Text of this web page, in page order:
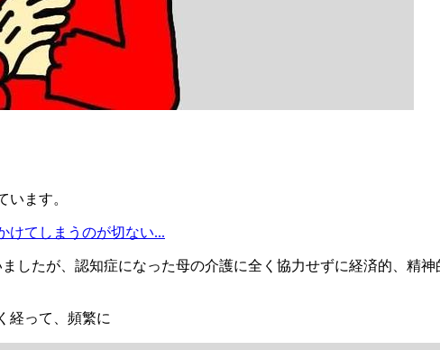
ます。
けてしまうのが切ない...
したが、認知症になった母の介護に全く協力せずに経済的、精
経って、頻繁に